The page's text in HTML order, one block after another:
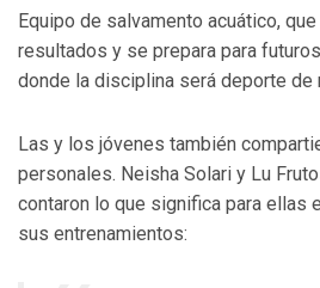
Equipo de salvamento acuático,
resultados y se prepara para
donde la disciplina será deporte de
Las y los jóvenes también
personales. Neisha Solari y Lu
contaron lo que significa para ellas
sus entrenamientos: